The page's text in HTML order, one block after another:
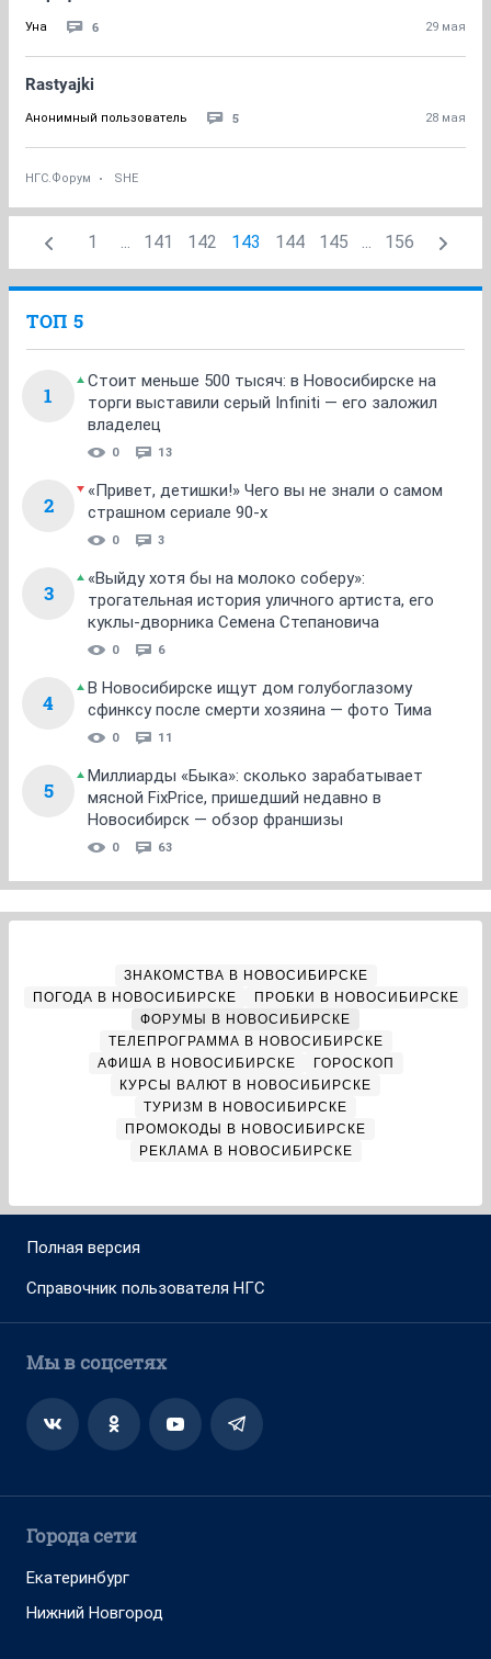
Уна 6 29 мая
Rastyajki
Анонимный пользователь 5 28 мая
НГС.Форум SHE
1 ... 141 142 143 144 145 ... 156
ТОП 5
1
Стоит меньше 500 тысяч: в Новосибирске на
торги выставили серый Infiniti — его заложил
владелец
0 13
2
«Привет, детишки!» Чего вы не знали о самом
страшном сериале 90-х
0 3
3
«Выйду хотя бы на молоко соберу»:
трогательная история уличного артиста, его
куклы-дворника Семена Степановича
0 6
4
В Новосибирске ищут дом голубоглазому
сфинксу после смерти хозяина — фото Тима
0 11
5
Миллиарды «Быка»: сколько зарабатывает
мясной FixPrice, пришедший недавно в
Новосибирск — обзор франшизы
0 63
ЗНАКОМСТВА В НОВОСИБИРСКЕ
ПОГОДА В НОВОСИБИРСКЕ
ПРОБКИ В НОВОСИБИРСКЕ
ФОРУМЫ В НОВОСИБИРСКЕ
ТЕЛЕПРОГРАММА В НОВОСИБИРСКЕ
АФИША В НОВОСИБИРСКЕ
ГОРОСКОП
КУРСЫ ВАЛЮТ В НОВОСИБИРСКЕ
ТУРИЗМ В НОВОСИБИРСКЕ
ПРОМОКОДЫ В НОВОСИБИРСКЕ
РЕКЛАМА В НОВОСИБИРСКЕ
Полная версия
Справочник пользователя НГС
Мы в соцсетях
Города сети
Екатеринбург
Нижний Новгород